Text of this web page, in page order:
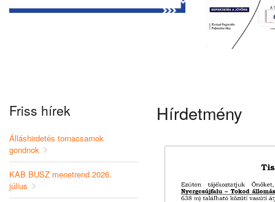
Friss hírek
Álláshirdetés tornacsarnok
gondnok
KAB BUSZ menetrend 2026.
július
Hírdetmény